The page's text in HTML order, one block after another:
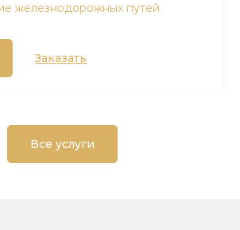
железнодорожных путей
Заказать
Все услуги